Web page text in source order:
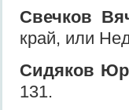
Свечков
край, или
Сидяков
131.